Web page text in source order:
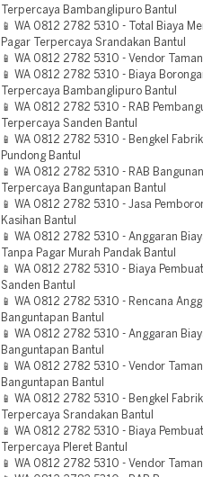
Terpercaya Bambanglipuro Bantul
📱 WA 0812 2782 5310 - Total Biaya
Pagar Terpercaya Srandakan Bantul
📱 WA 0812 2782 5310 - Vendor
📱 WA 0812 2782 5310 - Biaya
Terpercaya Bambanglipuro Bantul
📱 WA 0812 2782 5310 - RAB
Terpercaya Sanden Bantul
📱 WA 0812 2782 5310 - Bengkel
Pundong Bantul
📱 WA 0812 2782 5310 - RAB
Terpercaya Banguntapan Bantul
📱 WA 0812 2782 5310 - Jasa
Kasihan Bantul
📱 WA 0812 2782 5310 - Anggaran
Tanpa Pagar Murah Pandak Bantul
📱 WA 0812 2782 5310 - Biaya
Sanden Bantul
📱 WA 0812 2782 5310 - Rencana
Banguntapan Bantul
📱 WA 0812 2782 5310 - Anggaran
Banguntapan Bantul
📱 WA 0812 2782 5310 - Vendor
Banguntapan Bantul
📱 WA 0812 2782 5310 - Bengkel
Terpercaya Srandakan Bantul
📱 WA 0812 2782 5310 - Biaya
Terpercaya Pleret Bantul
📱 WA 0812 2782 5310 - Vendor